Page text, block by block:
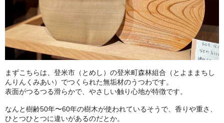
まずこちらは、登米市（とめし）の登米町森林組合（とよままちし
んりんくみあい）でつくられた無垢材のうつわです。
表面がつるつる滑らかで、やさしい触り心地が特徴です。
なんと樹齢50年〜60年の樹木が使われているそうで、香りや重さ、
ひとつひとつに違いがあるのだとか。